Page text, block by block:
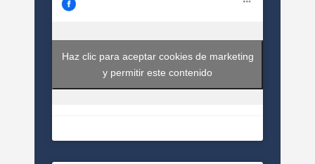
Haz clic para aceptar cookies de marketing
y permitir este contenido